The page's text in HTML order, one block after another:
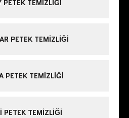
PETEK TEMIZLIĞI
PETEK TEMIZLIĞI
PETEK TEMIZLIĞI
PETEK TEMIZLIĞI